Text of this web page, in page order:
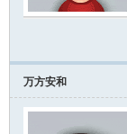
万方安和